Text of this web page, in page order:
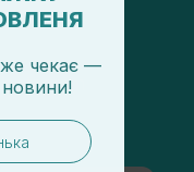
чекає —
новини!